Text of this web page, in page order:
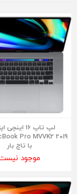
لپ تاپ 16
با تاچ بار
موجود